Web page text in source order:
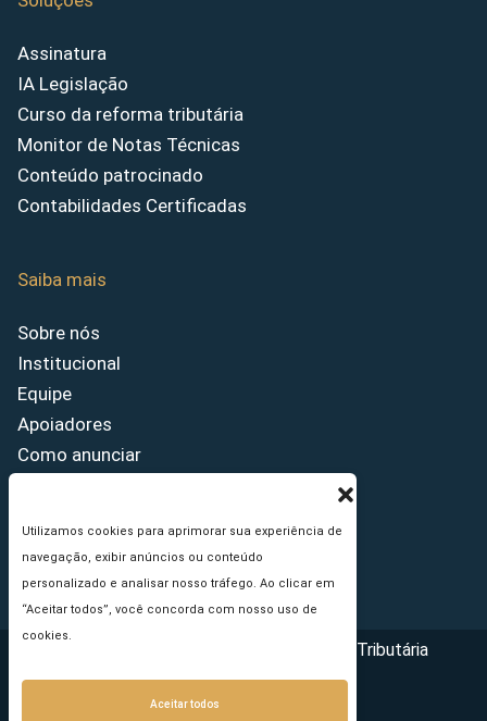
Utilizamos cookies para aprimorar sua experiência de
navegação, exibir anúncios ou conteúdo
personalizado e analisar nosso tráfego. Ao clicar em
“Aceitar todos”, você concorda com nosso uso de
cookies.
Aceitar todos
Assinatura
IA Legislação
Curso da reforma tributária
Monitor de Notas Técnicas
Conteúdo patrocinado
Contabilidades Certificadas
Saiba mais
Sobre nós
Institucional
Equipe
Apoiadores
Como anunciar
Princípios Editoriais
Copyright © 2026 - Portal da Reforma Tributária